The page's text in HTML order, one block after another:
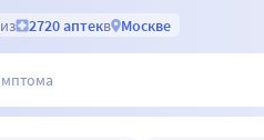
2720 аптекв Москве